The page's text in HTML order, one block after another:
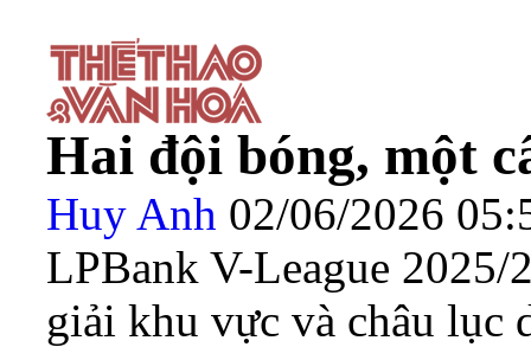
Hai đội bóng, một
Huy Anh 02/06/2026
LPBank V-League 2025/
giải khu vực và châu lục